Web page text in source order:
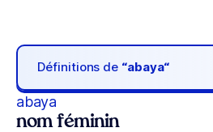
Définitions de “abaya“
abaya
nom féminin